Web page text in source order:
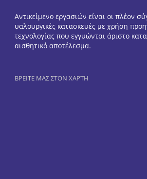
Αντικείμενο εργασιών είναι οι πλέον
υαλουργικές κατασκευές με χρήση
τεχνολογίας που εγγυώνται άριστο
αισθητικό αποτέλεσμα.
ΒΡΕΙΤΕ ΜΑΣ ΣΤΟΝ ΧΑΡΤΗ